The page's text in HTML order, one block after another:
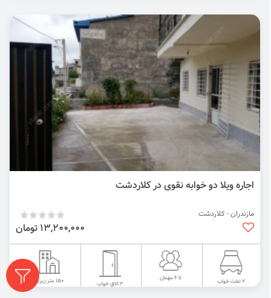
اجاره ویلا دو خوابه نقوی در کلاردشت
مازندران - کلاردشت
13,200,000 تومان
2 تخت خواب تا 6 مهمان
2 اتاق خواب 150 متر زیربنا